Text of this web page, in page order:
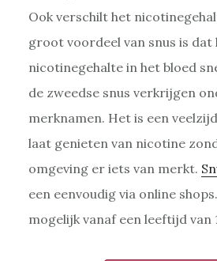
Ook verschilt het
groot voordeel van snus is dat
nicotinegehalte in het bloed
de zweedse snus verkrijgen
merknamen. Het is een
laat genieten van nicotine
omgeving er iets van merkt.
een eenvoudig via online
mogelijk vanaf een leeftijd van